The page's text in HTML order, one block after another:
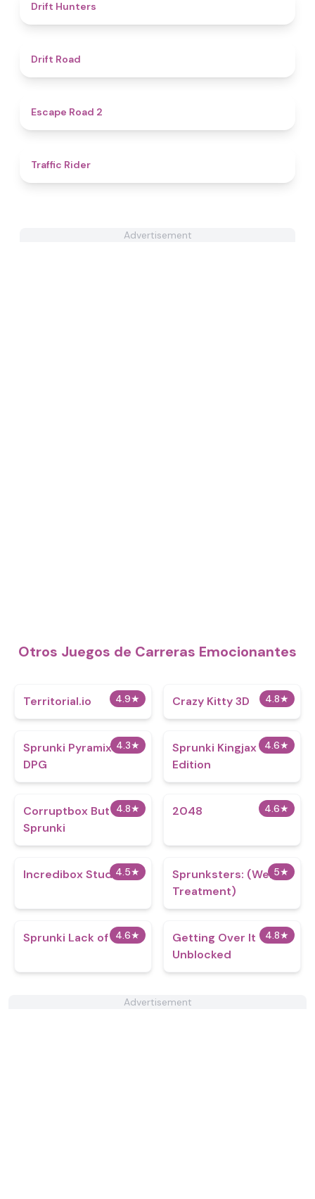
Drift Hunters
Drift Road
Escape Road 2
Traffic Rider
Advertisement
Otros Juegos de Carreras Emocionantes
4.9★
Territorial.io 4.8★
Crazy Kitty 3D
4.3★
Sprunki Pyramixed
DPG
4.6★
Sprunki Kingjax
Edition
4.8★
Corruptbox But
Sprunki
4.6★
2048
4.5★
Incredibox Studio 5★
Sprunksters: (Wenda
Treatment)
4.6★
Sprunki Lack of Sleep 4.8★
Getting Over It
Unblocked
Advertisement